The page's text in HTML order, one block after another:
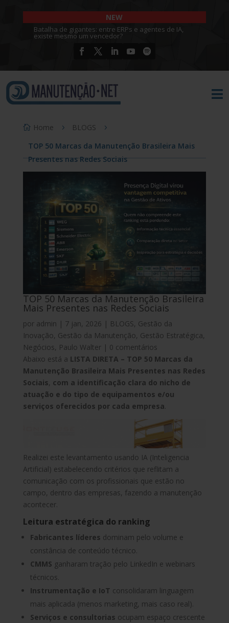
NEW
Batalha de gigantes: entre ERPs e agentes de IA,
existe mesmo um vencedor?

Home
BLOGS
TOP 50 Marcas da Manutenção Brasileira Mais
Presentes nas Redes Sociais
TOP 50 Marcas da Manutenção Brasileira
Mais Presentes nas Redes Sociais
por admin | 7 jan, 2026 | BLOGS, Gestão da
Inovação, Gestão da Manutenção, Gestão Estratégica,
Negócios, Paulo Walter| 0 comentários
Abaixo está a LISTA DIRETA – TOP 50 Marcas da
Manutenção Brasileira Mais Presentes nas Redes
Sociais, com a identificação clara do nicho de
atuação e do tipo de equipamentos e/ou
serviços oferecidos por cada empresa.
Realizei este levantamento usando IA (Inteligencia
Artificial) estabelecendo critérios que reflitam a
comunicação com os profissionais que estão no
campo, dentro das empresas, fazendo a manutenção
acontecer.
Leitura estratégica do ranking
Fabricantes líderes dominam pelo volume e
constância de conteúdo técnico.
CMMS ganharam tração pelo LinkedIn e webinars
técnicos.
Instrumentação e IoT consolidaram linguagem
mais aplicada (menos marketing, mais caso real).
Serviços e consultorias ocupam espaço crescente